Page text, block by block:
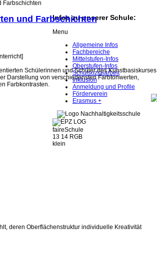
Farbschichten
und Farbschichten
Schülerinnen und Schüler des Kunstbasiskurses
Darstellung von verschiedensten Farbtonwerten,
Farbkontrasten.
deren Oberflächenstruktur individuelle Kreativität
Infos zu unserer Schule:
Menu
Allgemeine Infos
Fachbereiche
Mittelstufen-Infos
Oberstufen-Infos
Schulsozialarbeit
Inklusion
Anmeldung und Profile
Förderverein
Erasmus +